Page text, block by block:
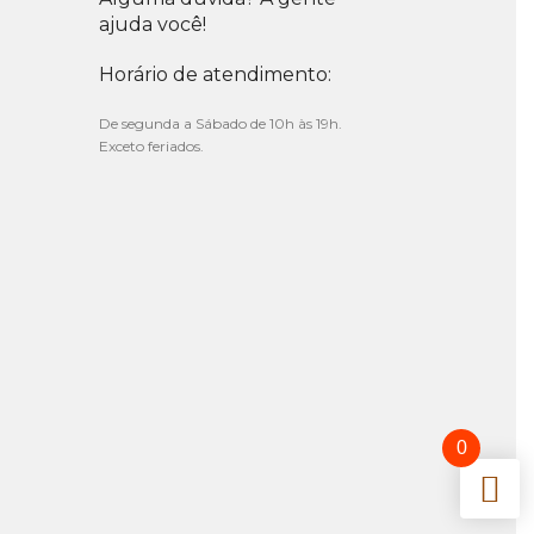
ajuda você!
Horário de atendimento:
De segunda a Sábado de 10h às 19h.
Exceto feriados.
0